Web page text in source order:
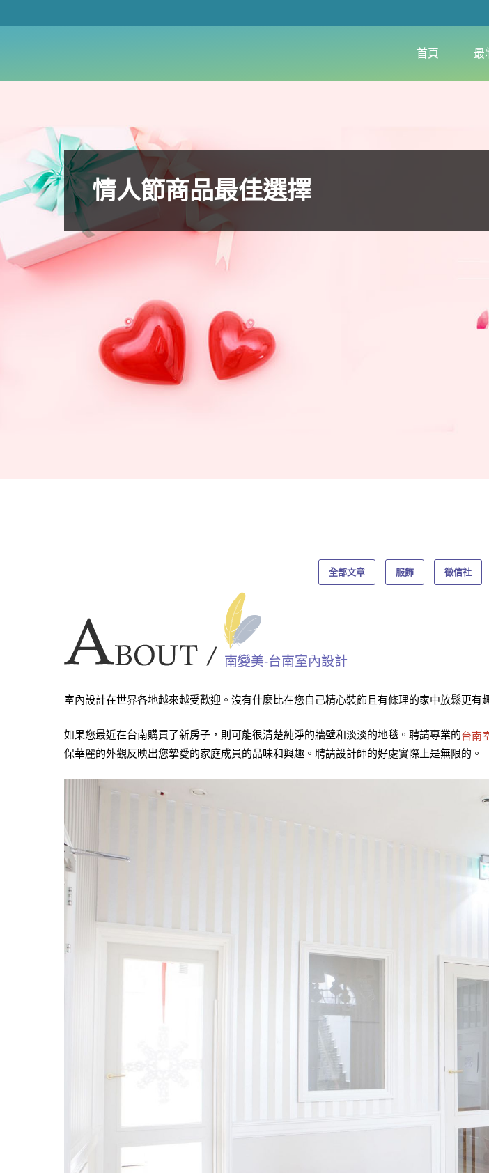
首頁 最
情人節商品最佳選擇
全部文章 服飾 徵信社
南變美-台南室內設計
室內設計在世界各地越來越受歡迎。沒有什麼比在您自己精心裝飾且有條理的家中放鬆更有
如果您最近在台南購買了新房子，則可能很清楚純淨的牆壁和淡淡的地毯。聘請專業的台南
保華麗的外觀反映出您摯愛的家庭成員的品味和興趣。聘請設計師的好處實際上是無限的。